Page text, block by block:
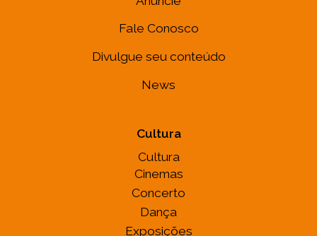
Fale Conosco
Divulgue seu conteúdo
News
Cultura
Cultura
Cinemas
Concerto
Dança
Exposições